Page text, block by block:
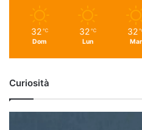
32 ℃
Dom
32 ℃
Lun
32
Mar
Curiosità